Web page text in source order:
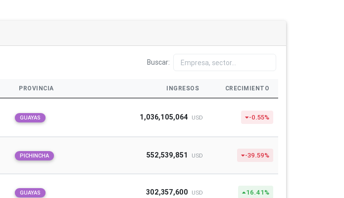
Buscar:
PROVINCIA INGRESOS CRECIMIENTO
GUAYAS 1,036,105,064 USD -0.55%
PICHINCHA 552,539,851 USD -39.59%
GUAYAS 302,357,600 USD 16.41%